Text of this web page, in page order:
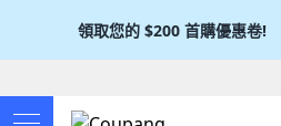
領取您的 $200 首購優惠卷!